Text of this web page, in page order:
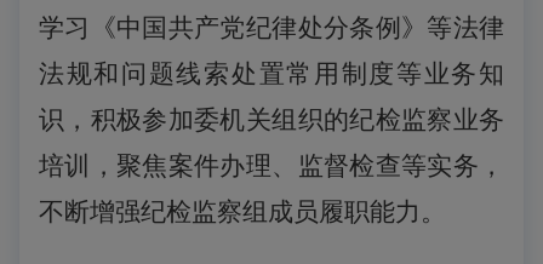
学习《中国共产党纪律处分条例》等法律
法规和问题线索处置常用制度等业务知
识，积极参加委机关组织的纪检监察业务
培训，聚焦案件办理、监督检查等实务，
不断增强纪检监察组成员履职能力。